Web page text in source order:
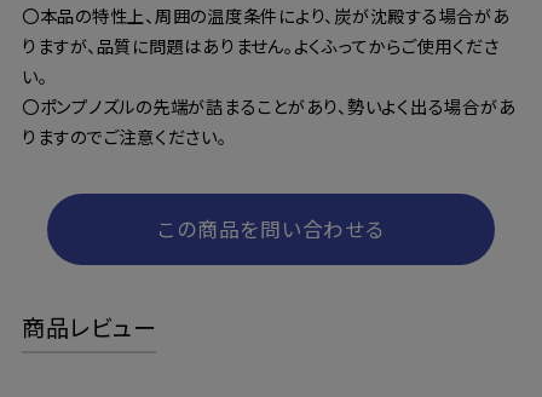
〇本品の特性上、周囲の温度条件により、炭が沈殿する場合があ
りますが、品質に問題はありません。よくふってからご使用くださ
い。
〇ポンプノズルの先端が詰まることがあり、勢いよく出る場合があ
りますのでご注意ください。
この商品を問い合わせる
商品レビュー